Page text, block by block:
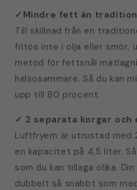
✓ Mindre fett än
Till skillnad från en
fritös inte i olja eller smör,
metod för fettsnål
hälsosammare. Så du kan
upp till 80 procent.
✓ 2 separata korgar och
Luftfryern är utrustad med
en kapacitet på 4,5 liter.
som du kan tillaga olika.
dubbelt så snabbt som